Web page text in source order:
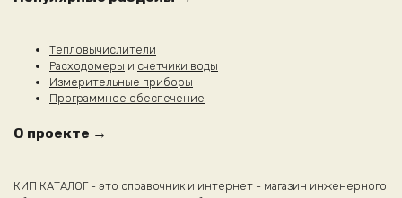
Тепловычислители
Расходомеры и счетчики воды
Измерительные приборы
Программное обеспечение
О проекте →
КИП КАТАЛОГ - это справочник и интернет - магазин инженерного